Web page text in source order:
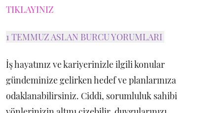
TIKLAYINIZ
1 TEMMUZ ASLAN BURCU YORUMLARI
İş hayatınız ve kariyerinizle ilgili konular
gündeminize gelirken hedef ve planlarınıza
odaklanabilirsiniz. Ciddi, sorumluluk sahibi